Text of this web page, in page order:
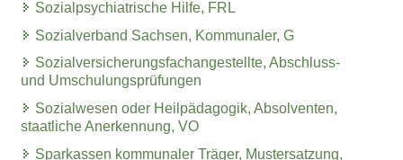
Sozialpsychiatrische Hilfe, FRL
Sozialverband Sachsen, Kommunaler, G
Sozialversicherungsfachangestellte, Abschluss-
und Umschulungsprüfungen
Sozialwesen oder Heilpädagogik, Absolventen,
staatliche Anerkennung, VO
Sparkassen kommunaler Träger, Mustersatzung,